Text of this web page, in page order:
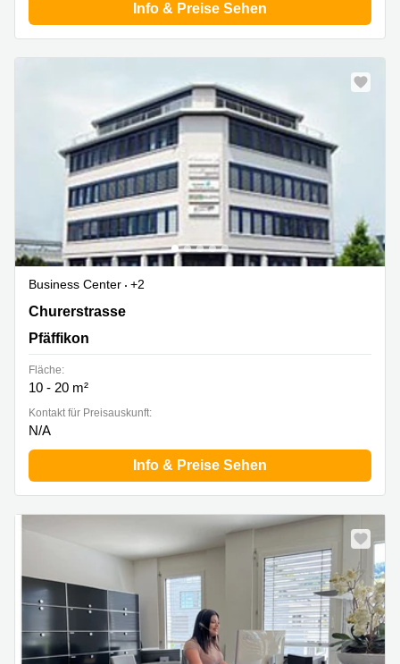
Info & Preise Sehen
Business Center
+2
Churerstrasse 135, Pfäffikon
Churerstrasse
Pfäffikon
Fläche:
10 - 20 m²
Kontakt für Preisauskunft:
N/A
Info & Preise Sehen